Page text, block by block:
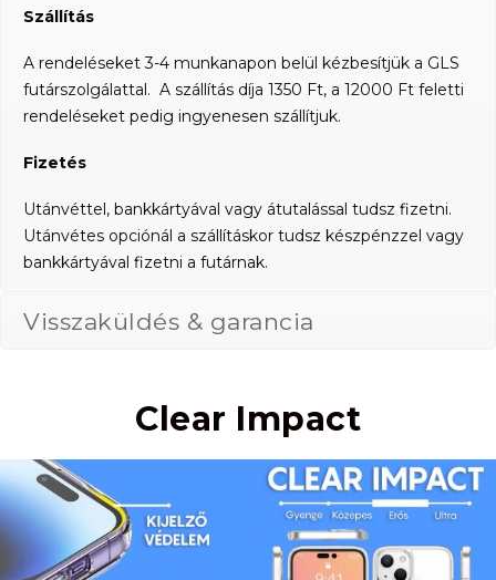
Szállítás
A rendeléseket 3-4 munkanapon belül kézbesítjük a GLS
futárszolgálattal. A szállítás díja 1350 Ft, a 12000 Ft feletti
rendeléseket pedig ingyenesen szállítjuk.
Fizetés
Utánvéttel, bankkártyával vagy átutalással tudsz fizetni.
Utánvétes opciónál a szállításkor tudsz készpénzzel vagy
bankkártyával fizetni a futárnak.
Visszaküldés & garancia
Clear Impact